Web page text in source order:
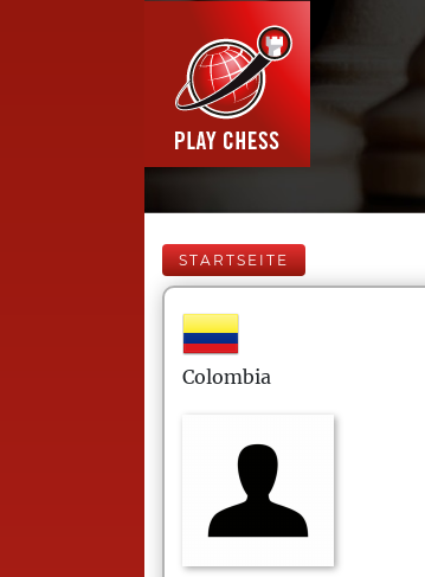
STARTSEITE
Colombia